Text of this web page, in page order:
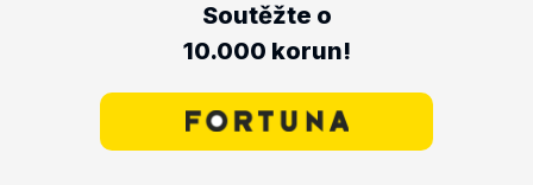
Soutěžte o
10.000 korun!